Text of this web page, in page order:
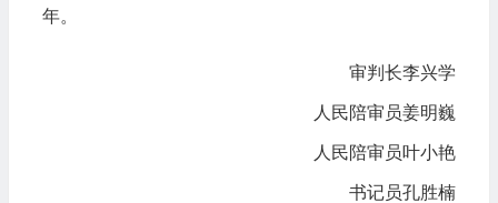
年。
审判长李兴学
人民陪审员姜明巍
人民陪审员叶小艳
书记员孔胜楠